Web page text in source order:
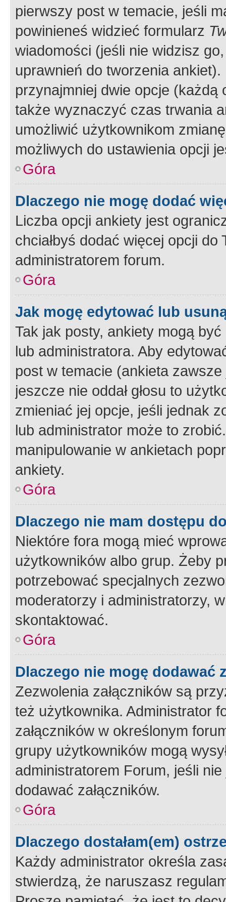
pierwszy post w temacie, jeśli
powinieneś widzieć formularz
wiadomości (jeśli nie widzisz
uprawnień do tworzenia
przynajmniej dwie opcje
także wyznaczyć czas trwania
umożliwić użytkownikom
możliwych do ustawienia opcji
Góra
Dlaczego nie mogę dodać
Liczba opcji ankiety jest
chciałbyś dodać więcej opcji
administratorem forum.
Góra
Jak mogę edytować lub
Tak jak posty, ankiety mogą
lub administratora. Aby
post w temacie (ankieta
jeszcze nie oddał głosu to
zmieniać jej opcje, jeśli jednak
lub administrator może to
manipulowanie w ankietach
ankiety.
Góra
Dlaczego nie mam dostępu
Niektóre fora mogą mieć
użytkowników albo grup. Żeby
potrzebować specjalnych
moderatorzy i administratorzy,
skontaktować.
Góra
Dlaczego nie mogę dodawać
Zezwolenia załączników są
też użytkownika. Administrator
załączników w określonym
grupy użytkowników mogą
administratorem Forum, jeśli
dodawać załączników.
Góra
Dlaczego dostałam(em)
Każdy administrator określa
stwierdzą, że naruszasz